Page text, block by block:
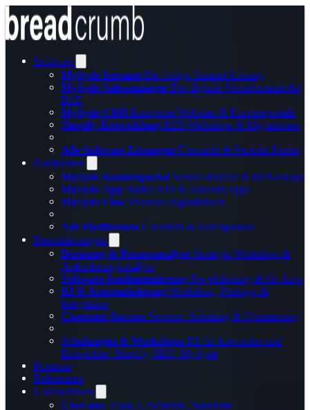
Software
MySyde Intranet Die fertige Intranet-Lösung
MySyde Salesmanager Der digitale Vertriebsraum für
B2B
MySyde CMS Enterprise Websites & Karriereportale
Shopify-Entwicklung B2B-Webshops & Migrationen
Alle Software-Lösungen Übersicht & Produkt-Finder
Plattformen
MySyde Kundenportal Service-Portale & B2B-Shops
MySyde App Native iOS & Android Apps
MySyde Flow Prozesse digitalisieren
Alle Plattformen Übersicht & Konfigurator
Dienstleistungen
Beratung & Prozessanalyse Strategie-Workshop &
Anforderungsanalyse
Software-Implementierung Projektleitung & Go-Live
KI & Automatisierung Workshop, Prototyp &
Integration
Customer Success Support, Schulung & Optimierung
Schulungen & Workshops KI für Anwender und
Entwickler, Shopify, SEO, MySyde
Prozesse
Referenzen
Unternehmen
Über uns Team, Geschichte, Standorte